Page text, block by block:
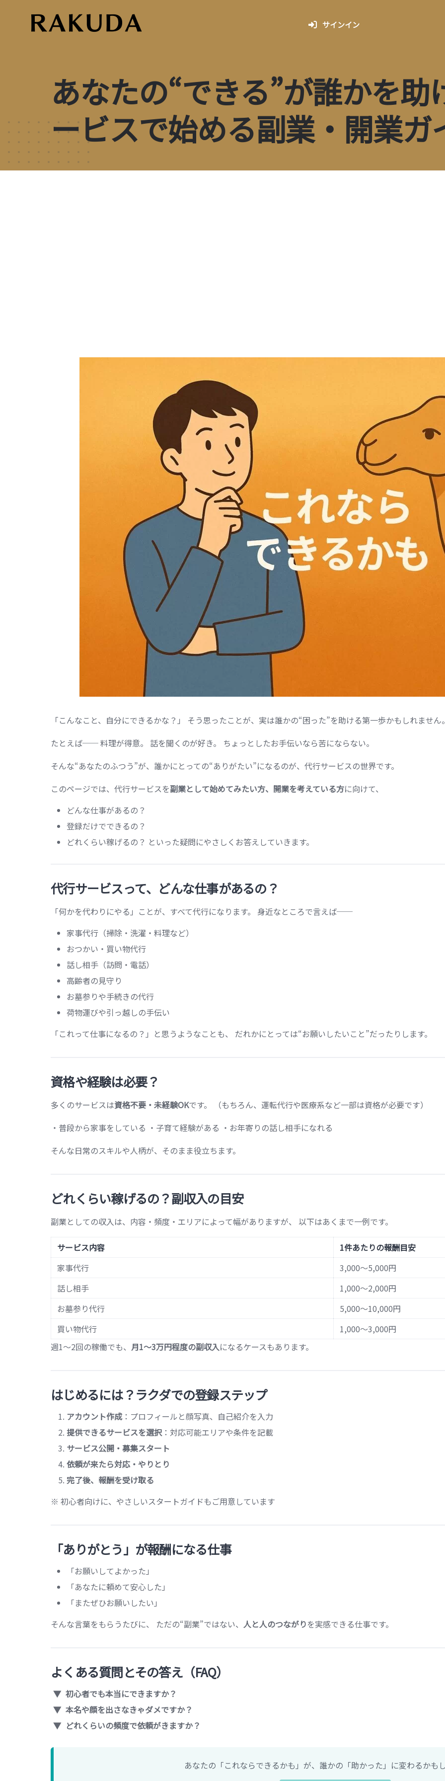
サインイン
あなたの“できる”が誰かを助
ービスで始める副業・開業ガ
「こんなこと、自分にできるかな？」 そう思ったことが、実は誰かの“困った”を助ける第一歩かもしれません
たとえば── 料理が得意。 話を聞くのが好き。 ちょっとしたお手伝いなら苦にならない。
そんな“あなたのふつう”が、誰かにとっての“ありがたい”になるのが、代行サービスの世界です。
このページでは、代行サービスを副業として始めてみたい方、開業を考えている方に向けて、
どんな仕事があるの？
登録だけでできるの？
どれくらい稼げるの？ といった疑問にやさしくお答えしていきます。
代行サービスって、どんな仕事があるの？
「何かを代わりにやる」ことが、すべて代行になります。 身近なところで言えば──
家事代行（掃除・洗濯・料理など）
おつかい・買い物代行
話し相手（訪問・電話）
高齢者の見守り
お墓参りや手続きの代行
荷物運びや引っ越しの手伝い
「これって仕事になるの？」と思うようなことも、 だれかにとっては“お願いしたいこと”だったりします。
資格や経験は必要？
多くのサービスは資格不要・未経験OKです。 （もちろん、運転代行や医療系など一部は資格が必要です）
・普段から家事をしている ・子育て経験がある ・お年寄りの話し相手になれる
そんな日常のスキルや人柄が、そのまま役立ちます。
どれくらい稼げるの？副収入の目安
副業としての収入は、内容・頻度・エリアによって幅がありますが、 以下はあくまで一例です。
サービス内容
1件あたりの報酬目安
家事代行
3,000〜5,000円
話し相手
1,000〜2,000円
お墓参り代行
5,000〜10,000円
買い物代行
1,000〜3,000円
週1〜2回の稼働でも、 月1〜3万円程度の副収入になるケースもあります。
はじめるには？ラクダでの登録ステップ
アカウント作成 ：プロフィールと顔写真、自己紹介を入力
提供できるサービスを選択：対応可能エリアや条件を記載
サービス公開・募集スタート
依頼が来たら対応・やりとり
完了後、報酬を受け取る
※ 初心者向けに、やさしいスタートガイドもご用意しています
「ありがとう」が報酬になる仕事
「お願いしてよかった」
「あなたに頼めて安心した」
「またぜひお願いしたい」
そんな言葉をもらうたびに、 ただの“副業”ではない、 人と人のつながりを実感できる仕事です。
よくある質問とその答え（FAQ）
初心者でも本当にできますか？
本名や顔を出さなきゃダメですか？
どれくらいの頻度で依頼がきますか？
あなたの「これならできるかも」が、誰かの「助かった」に変わるかも